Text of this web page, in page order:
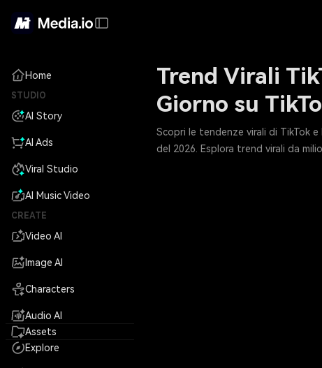
Home
STUDIO
AI Story
AI Ads
Viral Studio
AI Music Video
CREATE
Video AI
Image AI
Characters
Audio AI
Assets
Explore
Trend Virali
Giorno su
Scopri le tendenze virali di TikTok
del 2026. Esplora trend virali da